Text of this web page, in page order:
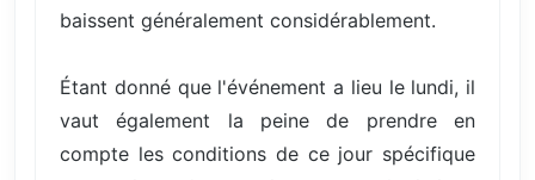
baissent généralement considérablement.
Étant donné que l'événement a lieu le lundi, il
vaut également la peine de prendre en
compte les conditions de ce jour spécifique